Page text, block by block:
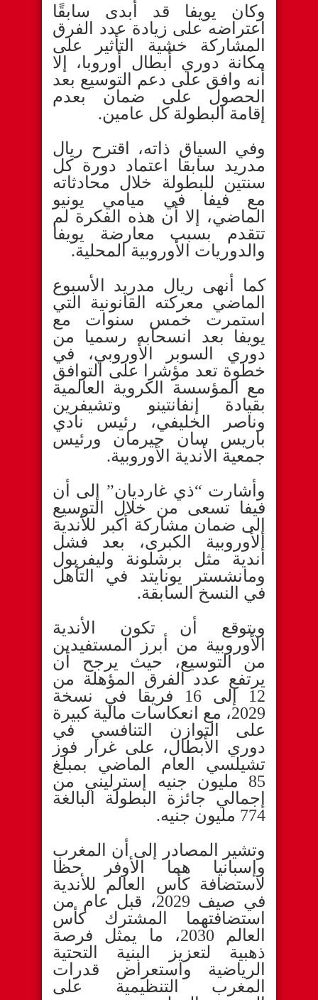
وكان يويفا قد أبدى سابقًا
اعتراضه على زيادة عدد الفرق
المشاركة خشية التأثير على
مكانة دوري أبطال أوروبا، إلا
أنه وافق على دعم التوسيع بعد
الحصول على ضمان بعدم
إقامة البطولة كل عامين.
وفي السياق ذاته، اقترح ريال
مدريد سابقا اعتماد دورة كل
سنتين للبطولة خلال محادثاته
مع فيفا في ميامي يونيو
الماضي، إلا أن هذه الفكرة لم
تتقدم بسبب معارضة يويفا
والدوريات الأوروبية المحلية.
كما أنهى ريال مدريد الأسبوع
الماضي معركته القانونية التي
استمرت خمس سنوات مع
يويفا بعد انسحابه رسميا من
دوري السوبر الأوروبي، في
خطوة تعد مؤشرا على التوافق
مع المؤسسة الكروية العالمية
بقيادة إنفانتينو وتشيفرين
وناصر الخليفي، رئيس نادي
باريس سان جيرمان ورئيس
جمعية الأندية الأوروبية.
وأشارت “ذي غارديان” إلى أن
فيفا تسعى من خلال التوسيع
إلى ضمان مشاركة أكبر للأندية
الأوروبية الكبرى، بعد فشل
أندية مثل برشلونة وليفربول
ومانشستر يونايتد في التأهل
في النسخ السابقة.
ويتوقع أن تكون الأندية
الأوروبية من أبرز المستفيدين
من التوسيع، حيث يرجح أن
يرتفع عدد الفرق المؤهلة من
12 إلى 16 فريقا في نسخة
2029، مع انعكاسات مالية كبيرة
على التوازن التنافسي في
دوري الأبطال، على غرار فوز
تشيلسي العام الماضي بمبلغ
85 مليون جنيه إسترليني من
إجمالي جائزة البطولة البالغة
774 مليون جنيه.
وتشير المصادر إلى أن المغرب
وإسبانيا هما الأوفر حظا
لاستضافة كأس العالم للأندية
في صيف 2029، قبل عام من
استضافتهما المشترك كأس
العالم 2030، ما يمثل فرصة
ذهبية لتعزيز البنية التحتية
الرياضية واستعراض قدرات
المغرب التنظيمية على